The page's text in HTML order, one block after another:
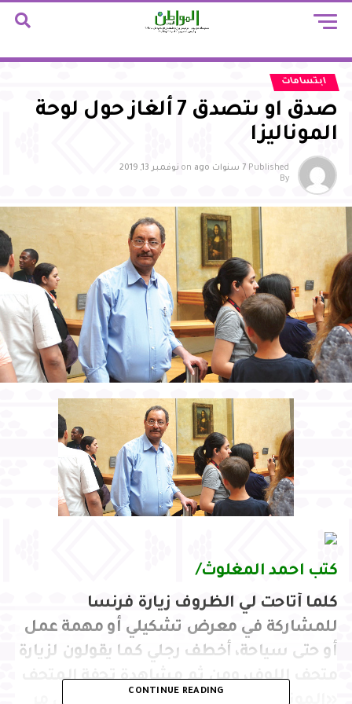
ابتسامات
صدق او ىتصدق 7 ألغاز حول لوحة
الموناليزا
Published 7 سنوات ago on نوفمبر 13, 2019
By
كتب احمد المغلوث/
كلما أتاحت لي الظروف زيارة فرنسا
للمشاركة في معرض تشكيلي أو مهمة عمل
أو حتى سياحة، أخطف رجلي كما يقولون لزيارة
متحف اللوفر، ومن ثم مشاهدة تحفة المتحف
CONTINUE READING